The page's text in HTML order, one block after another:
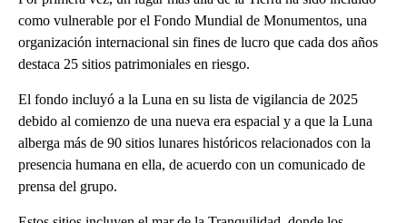
como vulnerable por el Fondo Mundial de Monumentos, una
organización internacional sin fines de lucro que cada dos años
destaca 25 sitios patrimoniales en riesgo.
El fondo incluyó a la Luna en su lista de vigilancia de 2025
debido al comienzo de una nueva era espacial y a que la Luna
alberga más de 90 sitios lunares históricos relacionados con la
presencia humana en ella, de acuerdo con un comunicado de
prensa del grupo.